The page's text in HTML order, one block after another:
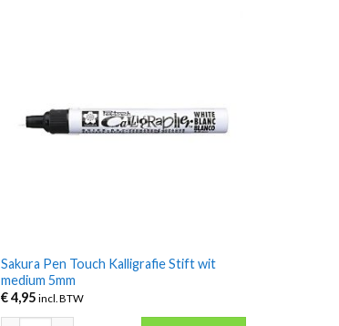
Sakura Pen Touch Kalligrafie Stift wit
medium 5mm
€4,95 incl. BTW